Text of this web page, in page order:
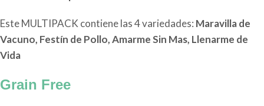
Este MULTIPACK contiene las 4 variedades: Maravilla de
Vacuno, Festín de Pollo, Amarme Sin Mas, Llenarme de
Vida
Grain Free